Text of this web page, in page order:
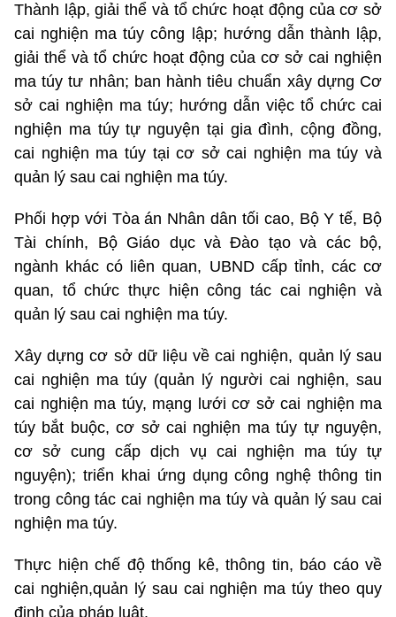
Thành lập, giải thể và tổ chức hoạt động của cơ sở
cai nghiện ma túy công lập; hướng dẫn thành lập,
giải thể và tổ chức hoạt động của cơ sở cai nghiện
ma túy tư nhân; ban hành tiêu chuẩn xây dựng Cơ
sở cai nghiện ma túy; hướng dẫn việc tổ chức cai
nghiện ma túy tự nguyện tại gia đình, cộng đồng,
cai nghiện ma túy tại cơ sở cai nghiện ma túy và
quản lý sau cai nghiện ma túy.
Phối hợp với Tòa án Nhân dân tối cao, Bộ Y tế, Bộ
Tài chính, Bộ Giáo dục và Đào tạo và các bộ,
ngành khác có liên quan, UBND cấp tỉnh, các cơ
quan, tổ chức thực hiện công tác cai nghiện và
quản lý sau cai nghiện ma túy.
Xây dựng cơ sở dữ liệu về cai nghiện, quản lý sau
cai nghiện ma túy (quản lý người cai nghiện, sau
cai nghiện ma túy, mạng lưới cơ sở cai nghiện ma
túy bắt buộc, cơ sở cai nghiện ma túy tự nguyện,
cơ sở cung cấp dịch vụ cai nghiện ma túy tự
nguyện); triển khai ứng dụng công nghệ thông tin
trong công tác cai nghiện ma túy và quản lý sau cai
nghiện ma túy.
Thực hiện chế độ thống kê, thông tin, báo cáo về
cai nghiện,quản lý sau cai nghiện ma túy theo quy
định của pháp luật.